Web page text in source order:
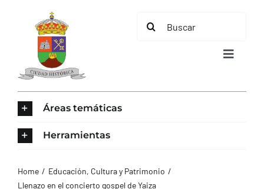
contenido
Buscar:
Toggle
Áreas temáticas
Herramientas
Home
Educación, Cultura y Patrimonio
Llenazo en el concierto gospel de Yaiza